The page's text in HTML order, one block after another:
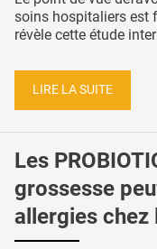
soins hospitaliers est
révèle cette étude
LIRE LA SUITE
Les
grossesse
allergies chez